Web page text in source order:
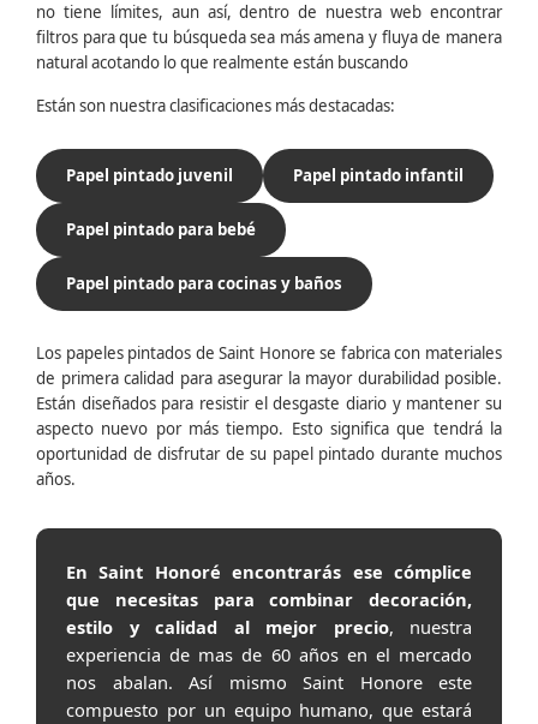
no tiene límites, aun así, dentro de nuestra web encontrar
filtros para que tu búsqueda sea más amena y fluya de manera
natural acotando lo que realmente están buscando
Están son nuestra clasificaciones más destacadas:
Papel pintado juvenil Papel pintado infantil
Papel pintado para bebé
Papel pintado para cocinas y baños
Los papeles pintados de Saint Honore se fabrica con materiales
de primera calidad para asegurar la mayor durabilidad posible.
Están diseñados para resistir el desgaste diario y mantener su
aspecto nuevo por más tiempo. Esto significa que tendrá la
oportunidad de disfrutar de su papel pintado durante muchos
años.
En Saint Honoré encontrarás ese cómplice
que necesitas para combinar decoración,
estilo y calidad al mejor precio, nuestra
experiencia de mas de 60 años en el mercado
nos abalan. Así mismo Saint Honore este
compuesto por un equipo humano, que estará